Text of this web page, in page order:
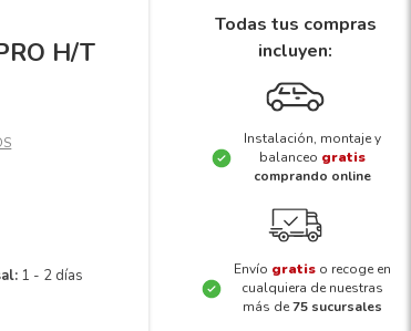
H/T
1 - 2 días
Todas tus compras
incluyen:
Instalación, montaje y
balanceo gratis
comprando online
Envío gratis o recoge en
cualquiera de nuestras
más de75 sucursales